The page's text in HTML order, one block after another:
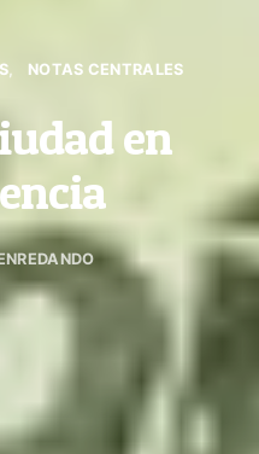
NOTAS CENTRALES
en